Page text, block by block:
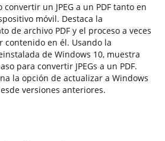
un JPEG a un PDF tanto en
móvil. Destaca la
de archivo PDF y el proceso a veces
contenido en él. Usando la
de Windows 10, muestra
para convertir JPEGs a un PDF.
la opción de actualizar a Windows
versiones anteriores.